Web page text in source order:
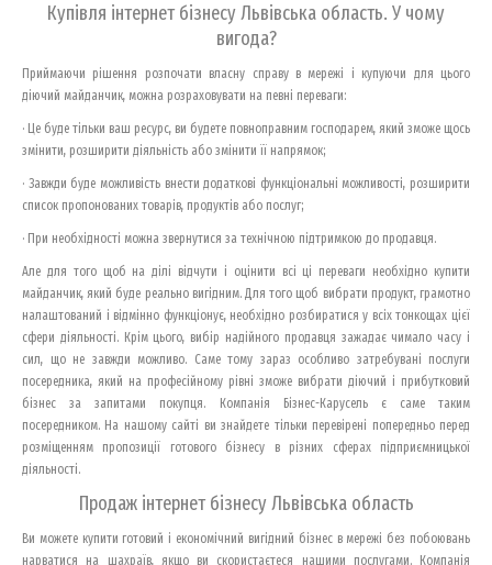
Купівля інтернет бізнесу Львівська область. У чому
вигода?
Приймаючи рішення розпочати власну справу в мережі і купуючи для цього
діючий майданчик, можна розраховувати на певні переваги:
· Це буде тільки ваш ресурс, ви будете повноправним господарем, який зможе щось
змінити, розширити діяльність або змінити її напрямок;
· Завжди буде можливість внести додаткові функціональні можливості, розширити
список пропонованих товарів, продуктів або послуг;
· При необхідності можна звернутися за технічною підтримкою до продавця.
Але для того щоб на ділі відчути і оцінити всі ці переваги необхідно купити
майданчик, який буде реально вигідним. Для того щоб вибрати продукт, грамотно
налаштований і відмінно функціонує, необхідно розбиратися у всіх тонкощах цієї
сфери діяльності. Крім цього, вибір надійного продавця зажадає чимало часу і
сил, що не завжди можливо. Саме тому зараз особливо затребувані послуги
посередника, який на професійному рівні зможе вибрати діючий і прибутковий
бізнес за запитами покупця. Компанія Бізнес-Карусель є саме таким
посередником. На нашому сайті ви знайдете тільки перевірені попередньо перед
розміщенням пропозиції готового бізнесу в різних сферах підприємницької
діяльності.
Продаж інтернет бізнесу Львівська область
Ви можете купити готовий і економічний вигідний бізнес в мережі без побоювань
нарватися на шахраїв, якщо ви скористаєтеся нашими послугами. Компанія